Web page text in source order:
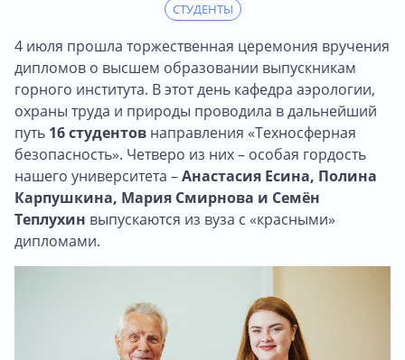
СТУДЕНТЫ
4 июля прошла торжественная церемония вручения
дипломов о высшем образовании выпускникам
горного института. В этот день кафедра аэрологии,
охраны труда и природы проводила в дальнейший
путь 16 студентов направления «Техносферная
безопасность». Четверо из них – особая гордость
нашего университета –Анастасия Есина, Полина
Карпушкина, Мария Смирнова и Семён
Теплухин выпускаются из вуза с «красными»
дипломами.